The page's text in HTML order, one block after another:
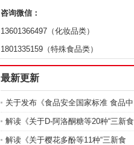
咨询微信：
13601366497（化妆品类）
1801335159（特殊食品类）
最新更新
关于发布《食品安全国家标准 食品中
农药最大残留限量》（GB 2763-
2026）等7项食品安全国家标准的公告
解读《关于D-阿洛酮糖等20种“三新食
品”的公告》（2025年第4号）
解读《关于樱花多酚等11种“三新食